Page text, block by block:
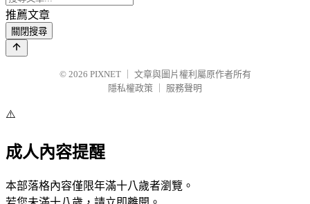
推薦文章
關閉搜尋
© 2026 PIXNET
文章與圖片權利屬原作者所有
隱私權政策
服務聲明
⚠️
成人內容提醒
本部落格內容僅限年滿十八歲者瀏覽。